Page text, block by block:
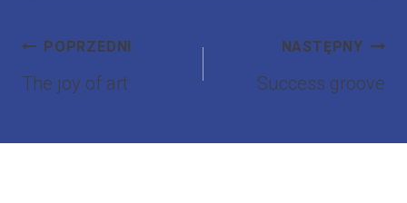
Nawigacja
wpisu
POPRZEDNI
The joy of art
NASTĘPNY
Success groove